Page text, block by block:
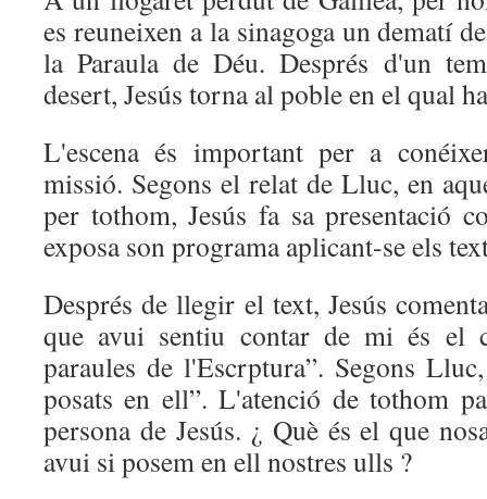
es reuneixen a la sinagoga un dematí
la Paraula de Déu. Després d'un
desert, Jesús torna al poble en el qual
L'escena és important per a
missió. Segons el relat de Lluc, en
per tothom, Jesús fa sa presentació
exposa son programa aplicant-se els
Després de llegir el text, Jesús
que avui sentiu contar de mi és el
paraules de l'Escrptura”. Segons
posats en ell”. L'atenció de tothom
persona de Jesús. ¿ Què és el que
avui si posem en ell nostres ulls ?